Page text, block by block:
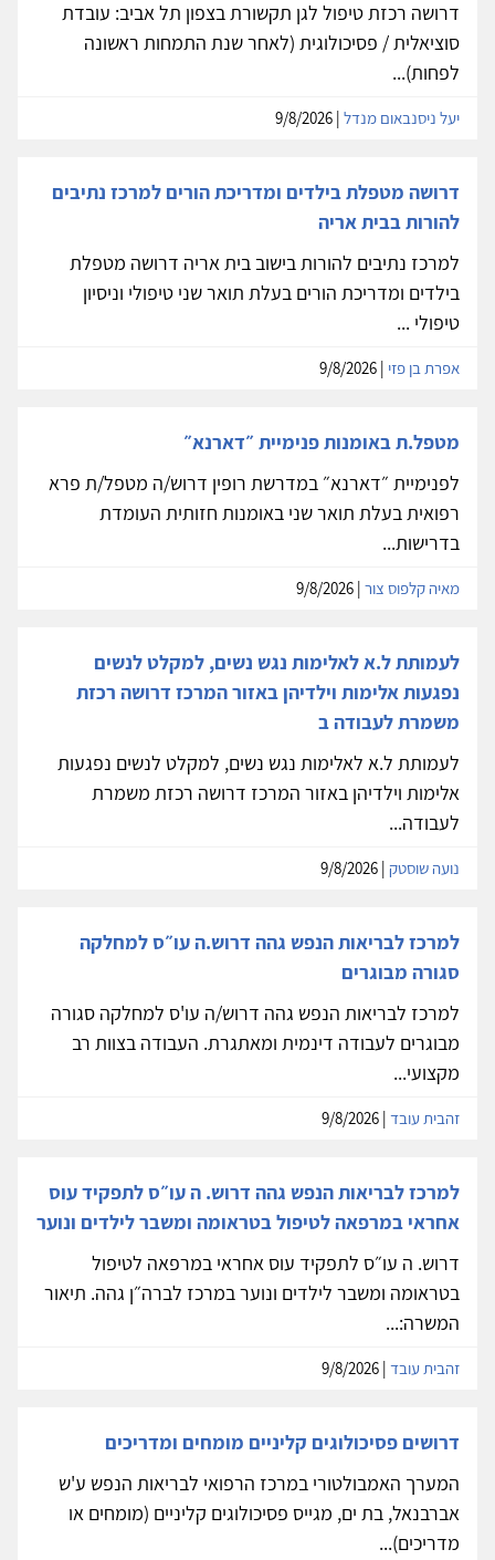
דרושה רכזת טיפול לגן תקשורת בצפון תל אביב: עובדת
סוציאלית / פסיכולוגית (לאחר שנת התמחות ראשונה
לפחות)...
יעל ניסנבאום מנדל
דרושה מטפלת בילדים ומדריכת הורים למרכז נתיבים
להורות בבית אריה
למרכז נתיבים להורות בישוב בית אריה דרושה מטפלת
בילדים ומדריכת הורים בעלת תואר שני טיפולי וניסיון
טיפולי ...
אפרת בן פזי
מטפל.ת באומנות פנימיית ״דארנא״
לפנימיית ״דארנא״ במדרשת רופין דרוש/ה מטפל/ת פרא
רפואית בעלת תואר שני באומנות חזותית העומדת
בדרישות...
מאיה קלפוס צור
לעמותת ל.א לאלימות נגש נשים, למקלט לנשים
נפגעות אלימות וילדיהן באזור המרכז דרושה רכזת
משמרת לעבודה ב
לעמותת ל.א לאלימות נגש נשים, למקלט לנשים נפגעות
אלימות וילדיהן באזור המרכז דרושה רכזת משמרת
לעבודה...
נועה שוסטק
למרכז לבריאות הנפש גהה דרוש.ה עו״ס למחלקה
סגורה מבוגרים
למרכז לבריאות הנפש גהה דרוש/ה עו'ס למחלקה סגורה
מבוגרים לעבודה דינמית ומאתגרת. העבודה בצוות רב
מקצועי...
זהבית עובד
למרכז לבריאות הנפש גהה דרוש. ה עו״ס לתפקיד עוס
אחראי במרפאה לטיפול בטראומה ומשבר לילדים ונוער
דרוש. ה עו״ס לתפקיד עוס אחראי במרפאה לטיפול
בטראומה ומשבר לילדים ונוער במרכז לברה״ן גהה. תיאור
המשרה:...
זהבית עובד
דרושים פסיכולוגים קליניים מומחים ומדריכים
המערך האמבולטורי במרכז הרפואי לבריאות הנפש ע'ש
אברבנאל, בת ים, מגייס פסיכולוגים קליניים (מומחים או
מדריכים)...